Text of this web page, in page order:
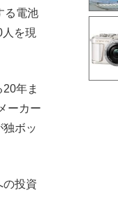
る電池
を現
年ま
ーカー
ボッ
の投資